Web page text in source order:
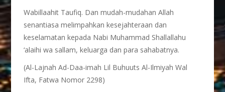
Wabillaahit Taufiq. Dan mudah-mudahan Allah
senantiasa melimpahkan kesejahteraan dan
keselamatan kepada Nabi Muhammad Shallallahu
‘alaihi wa sallam, keluarga dan para sahabatnya.
(Al-Lajnah Ad-Daa-imah Lil Buhuuts Al-Ilmiyah Wal
Ifta, Fatwa Nomor 2298)